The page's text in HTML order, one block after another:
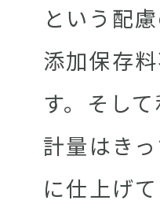
という配
添加保存
す。そし
計量はき
に仕上げ